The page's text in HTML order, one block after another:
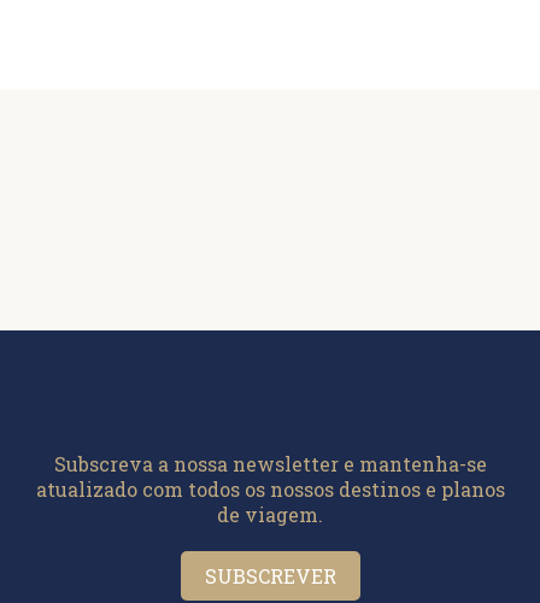
Subscreva a nossa newsletter e mantenha-se
atualizado com todos os nossos destinos e planos
de viagem.
SUBSCREVER